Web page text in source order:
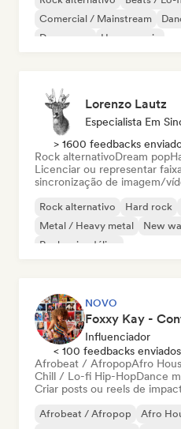
Comercial / Mainstream
Dream pop
House music
Lorenzo Lautz
Especialista Em
> 1600 feedbacks
Rock alternativoDream pop
Licenciar ou representar
sincronização de imagem/
Rock alternativo Hard rock
Metal / Heavy metal
New
Rock psicodélico
NOVO
Foxxy Kay -
Influenciador
< 100 feedbacks enviados
Afrobeat / AfropopAfro
Chill / Lo-fi Hip-HopDance
Criar posts ou reels de
Afrobeat / Afropop
Afro